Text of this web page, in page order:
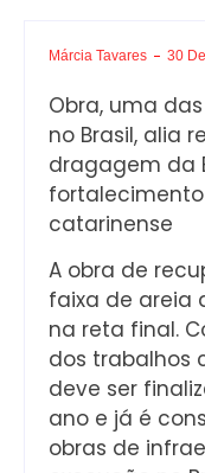
Márcia Tavares 30
Obra, uma
no Brasil, alia
dragagem da
catarinense
A obra de
faixa de areia
na reta final.
dos trabalhos
deve ser
ano e já é
obras de